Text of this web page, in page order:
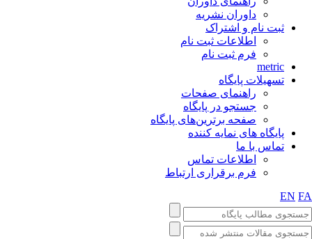
داوران نشریه
ثبت نام و اشتراک
اطلاعات ثبت نام
فرم ثبت نام
metric
تسهیلات پایگاه
راهنمای صفحات
جستجو در پایگاه
صفحه برترین‌های پایگاه
پایگاه های نمایه کننده
تماس با ما
اطلاعات تماس
فرم برقراری ارتباط
EN